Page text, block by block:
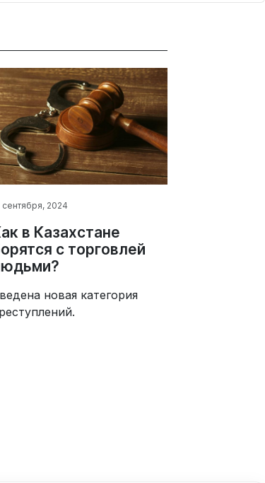
сентября, 2024
в Казахстане
с торговлей
новая категория